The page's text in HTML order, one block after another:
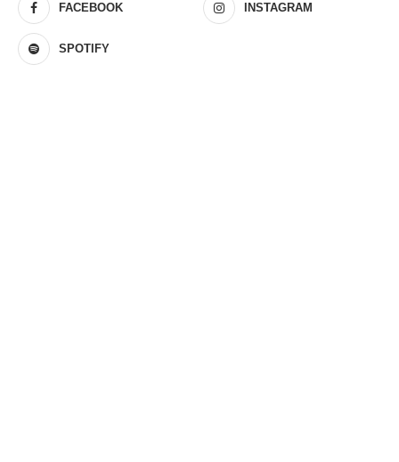
FACEBOOK INSTAGRAM
SPOTIFY